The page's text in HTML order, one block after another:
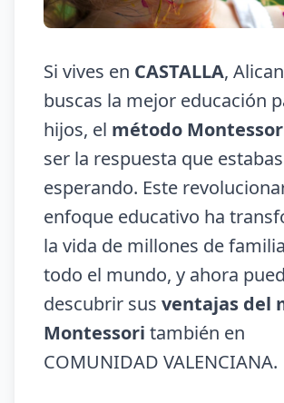
Si vives en CASTALLA,
buscas la mejor educación
hijos, el método
ser la respuesta que estabas
esperando. Este
enfoque educativo ha
la vida de millones de
todo el mundo, y ahora
descubrir sus ventajas del
Montessori también en
COMUNIDAD VALENCIANA.